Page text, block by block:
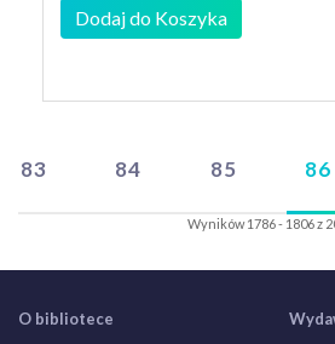
Dodaj do Koszyka
83 84 85 86
Wyników 1786 - 1806 z
O bibliotece